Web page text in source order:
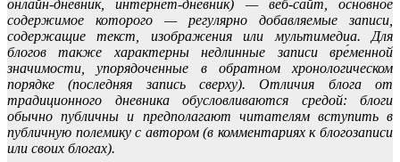
онлайн-дневник, интернет-дневник) — веб-сайт, основное
содержимое которого — регулярно добавляемые записи,
содержащие текст, изображения или мультимедиа. Для
блогов также характерны недлинные записи вре́менной
значимости, упорядоченные в обратном хронологическом
порядке (последняя запись сверху). Отличия блога от
традиционного дневника обусловливаются средой: блоги
обычно публичны и предполагают читателям вступить в
публичную полемику с автором (в комментариях к блогозаписи
или своих блогах).